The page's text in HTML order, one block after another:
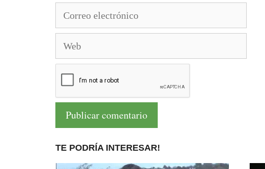
electrónico
TE PODRÍA INTERESAR!